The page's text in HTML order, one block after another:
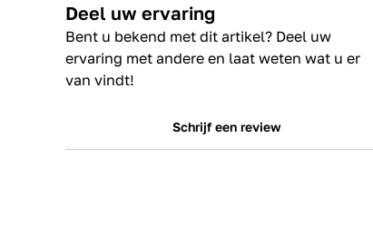
Deel uw ervaring
Bent u bekend met dit artikel? Deel uw
ervaring met andere en laat weten wat u er
van vindt!
Schrijf een review